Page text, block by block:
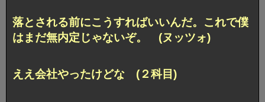
落とされる前にこうすればいいんだ。これで僕
はまだ無内定じゃないぞ。 (ヌッツォ)
ええ会社やったけどな (２科目)